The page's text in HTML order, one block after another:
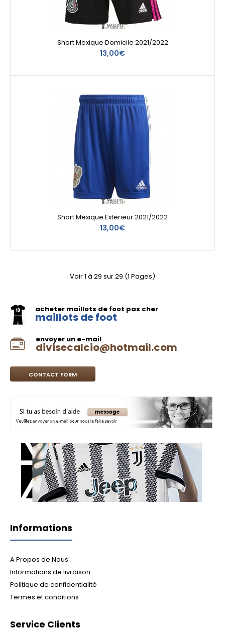
Short Mexique Domicile 2021/2022
13,00€
Short Mexique Exterieur 2021/2022
13,00€
Voir 1 à 29 sur 29 (1 Pages)
acheter maillots de foot pas cher
maillots de foot
envoyer un e-mail
divisecalcio@hotmail.com
CONTACT FORM
Informations
A Propos de Nous
Informations de livraison
Politique de confidentialité
Termes et conditions
Service Clients